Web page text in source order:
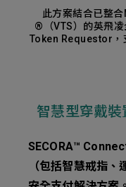
此方案結合已整
®（VTS）的英飛凌
Token Requestor，
智慧型穿戴
SECORA™
（包括智慧戒指